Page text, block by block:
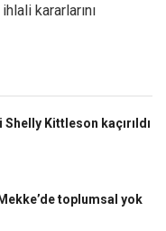
kararlarını
Shelly Kittleson kaçırıldı
toplumsal yok